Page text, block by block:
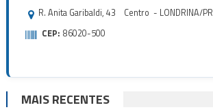
R. Anita Garibaldi, 43 Centro - LONDRINA/PR
CEP: 86020-500
MAIS RECENTES